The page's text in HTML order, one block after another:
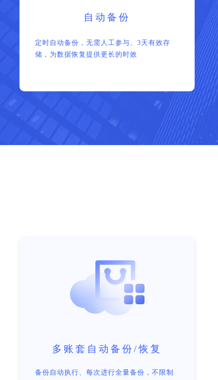
自动备份
定时自动备份，无需人工参与、3天有效存
储，为数据恢复提供更长的时效
多账套自动备份/恢复
备份自动执行、每次进行全量备份，不限制